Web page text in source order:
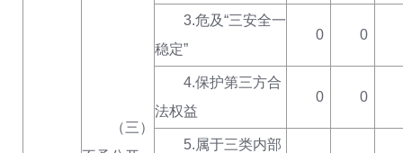
（三）
3.危及“三安全一
稳定”
0 0
4.保护第三方合
法权益
0 0
5.属于三类内部